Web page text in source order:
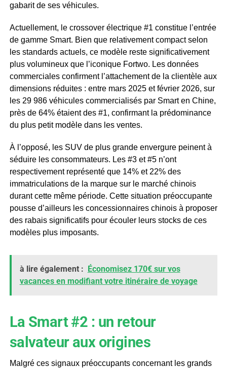
gabarit de ses véhicules.
Actuellement, le crossover électrique #1 constitue l’entrée
de gamme Smart. Bien que relativement compact selon
les standards actuels, ce modèle reste significativement
plus volumineux que l’iconique Fortwo. Les données
commerciales confirment l’attachement de la clientèle aux
dimensions réduites : entre mars 2025 et février 2026, sur
les 29 986 véhicules commercialisés par Smart en Chine,
près de 64% étaient des #1, confirmant la prédominance
du plus petit modèle dans les ventes.
À l’opposé, les SUV de plus grande envergure peinent à
séduire les consommateurs. Les #3 et #5 n’ont
respectivement représenté que 14% et 22% des
immatriculations de la marque sur le marché chinois
durant cette même période. Cette situation préoccupante
pousse d’ailleurs les concessionnaires chinois à proposer
des rabais significatifs pour écouler leurs stocks de ces
modèles plus imposants.
à lire également : Économisez 170€ sur vos
vacances en modifiant votre itinéraire de voyage
La Smart #2 : un retour
salvateur aux origines
Malgré ces signaux préoccupants concernant les grands